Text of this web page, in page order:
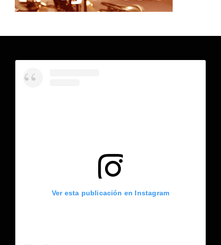
Ver esta publicación en Instagram